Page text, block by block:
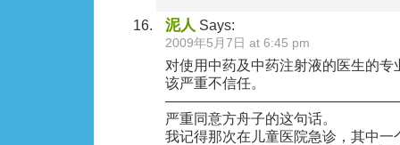
泥人 Says:
2009年5月7日 at 6:45 pm
对使用中药及中药注射液的医生的专
该严重不信任。
严重同意方舟子的这句话。
我记得那次在儿童医院急诊，其中一